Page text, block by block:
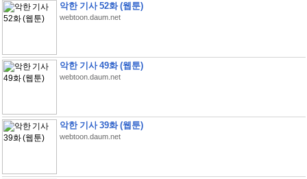
악한 기사 52화 (웹툰)
webtoon.daum.net
악한 기사 49화 (웹툰)
webtoon.daum.net
악한 기사 39화 (웹툰)
webtoon.daum.net